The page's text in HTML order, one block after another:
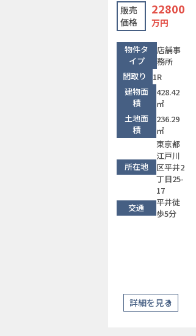
販売
価格
22800
万円
物件タ
イプ
店舗事
務所
間取り
1R
建物面
積
428.42
㎡
土地面
積
236.29
㎡
所在地
東京都
江戸川
区平井2
丁目25-
17
交通
平井徒
歩5分
詳細を見る